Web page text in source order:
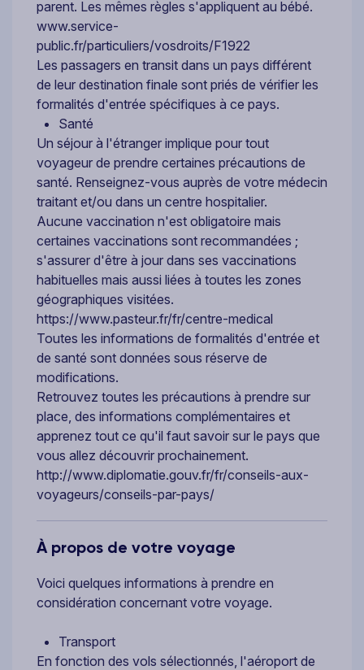
parent. Les mêmes règles s'appliquent au bébé.
www.service-
public.fr/particuliers/vosdroits/F1922
Les passagers en transit dans un pays différent
de leur destination finale sont priés de vérifier les
formalités d'entrée spécifiques à ce pays.
Santé
Un séjour à l'étranger implique pour tout
voyageur de prendre certaines précautions de
santé. Renseignez-vous auprès de votre médecin
traitant et/ou dans un centre hospitalier.
Aucune vaccination n'est obligatoire mais
certaines vaccinations sont recommandées ;
s'assurer d'être à jour dans ses vaccinations
habituelles mais aussi liées à toutes les zones
géographiques visitées.
https://www.pasteur.fr/fr/centre-medical
Toutes les informations de formalités d'entrée et
de santé sont données sous réserve de
modifications.
Retrouvez toutes les précautions à prendre sur
place, des informations complémentaires et
apprenez tout ce qu'il faut savoir sur le pays que
vous allez découvrir prochainement.
http://www.diplomatie.gouv.fr/fr/conseils-aux-
voyageurs/conseils-par-pays/
À propos de votre voyage
Voici quelques informations à prendre en
considération concernant votre voyage.
Transport
En fonction des vols sélectionnés, l'aéroport de